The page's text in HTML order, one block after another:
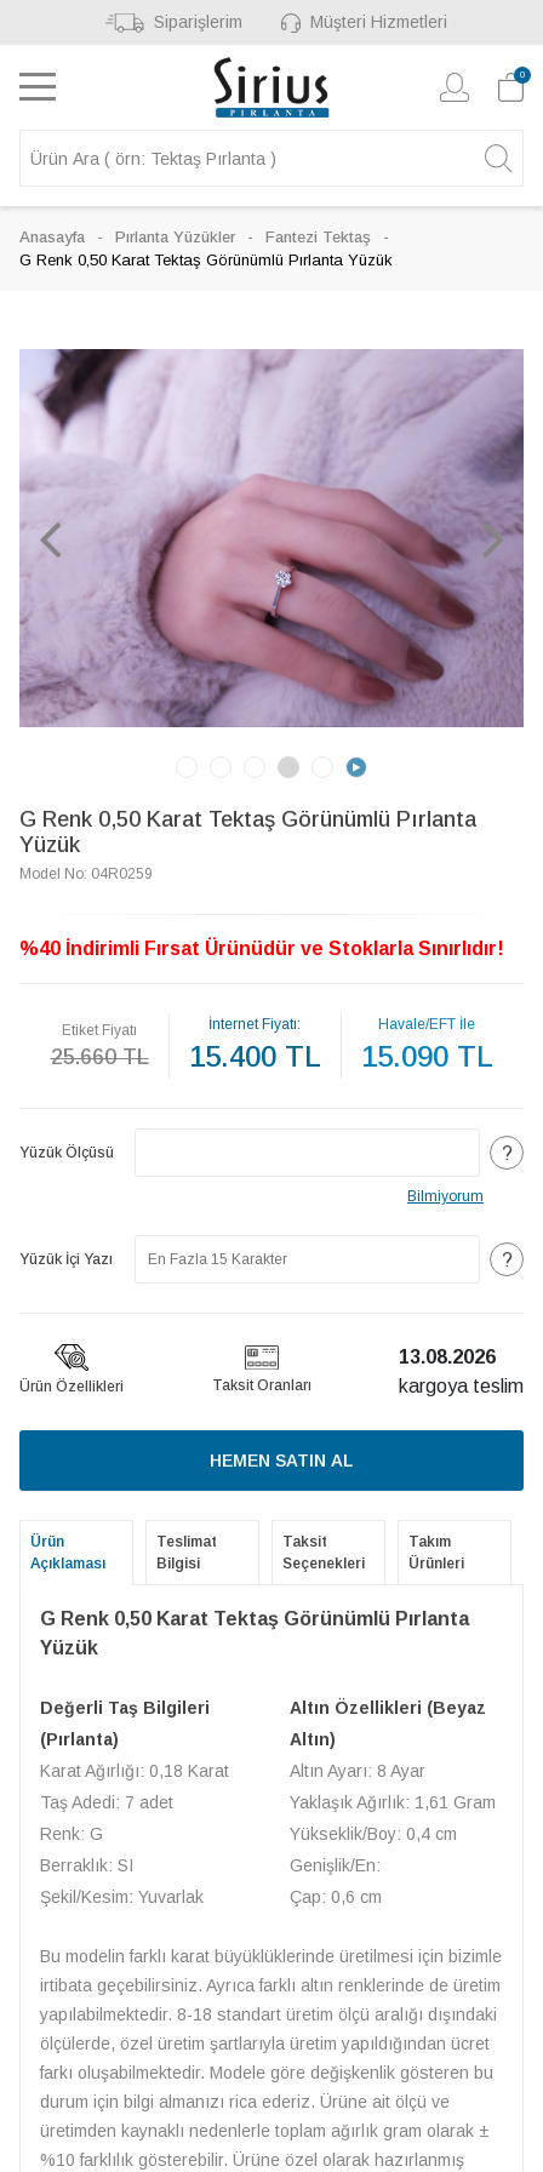
Siparişlerim Müşteri Hizmetleri
0
Anasayfa Pırlanta Yüzükler
Fantezi Tektaş
G Renk 0,50 Karat Tektaş Görünümlü Pırlanta Yüzük
G Renk 0,50 Karat Tektaş Görünümlü Pırlanta
Yüzük
Model No: 04R0259
%40 İndirimli Fırsat Ürünüdür ve Stoklarla Sınırlıdır!
Etiket Fiyatı
25.660 TL
İnternet Fiyatı:
15.400 TL
Havale/EFT İle
15.090 TL
Yüzük Ölçüsü ?
Bilmiyorum
Yüzük İçi Yazı ?
Ürün Özellikleri Taksit Oranları
13.08.2026
kargoya teslim
HEMEN SATIN AL
Ürün
Açıklaması
Teslimat
Bilgisi
Taksit
Seçenekleri
Takım
Ürünleri
G Renk 0,50 Karat Tektaş Görünümlü Pırlanta
Yüzük
Değerli Taş Bilgileri
(Pırlanta)
Karat Ağırlığı: 0,18 Karat
Taş Adedi: 7 adet
Renk: G
Berraklık: SI
Şekil/Kesim: Yuvarlak
Altın Özellikleri (Beyaz
Altın)
Altın Ayarı: 8 Ayar
Yaklaşık Ağırlık: 1,61 Gram
Yükseklik/Boy: 0,4 cm
Genişlik/En:
Çap: 0,6 cm
Bu modelin farklı karat büyüklüklerinde üretilmesi için bizimle
irtibata geçebilirsiniz. Ayrıca farklı altın renklerinde de üretim
yapılabilmektedir. 8-18 standart üretim ölçü aralığı dışındaki
ölçülerde, özel üretim şartlarıyla üretim yapıldığından ücret
farkı oluşabilmektedir. Modele göre değişkenlik gösteren bu
durum için bilgi almanızı rica ederiz. Ürüne ait ölçü ve
üretimden kaynaklı nedenlerle toplam ağırlık gram olarak ±
%10 farklılık gösterebilir. Ürüne özel olarak hazırlanmış